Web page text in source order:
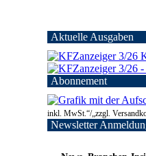
Aktuelle Ausgaben
Abonnement
inkl. MwSt.“/„zzgl.
Newsletter